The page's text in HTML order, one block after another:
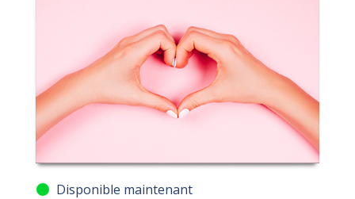
Disponible maintenant